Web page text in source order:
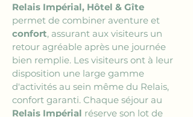
Relais Impérial, Hôtel & Gîte
permet de combiner aventure et
confort, assurant aux visiteurs un
retour agréable après une journée
bien remplie. Les visiteurs ont à leur
disposition une large gamme
d'activités au sein même du Relais,
confort garanti. Chaque séjour au
Relais Impérial réserve son lot de